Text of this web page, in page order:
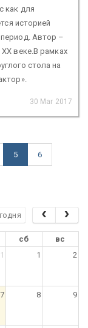
как для
историей
Автор –
веке.В рамках
стола на
30 Mar 2017
5 6
сб
вс
1 2
7 8 9